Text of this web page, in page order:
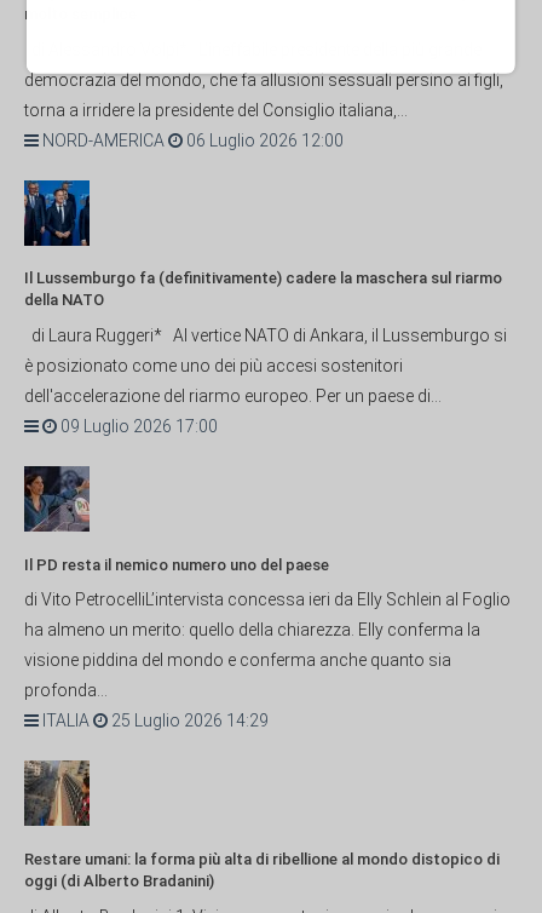
molto semplice
democrazia del mondo, che fa allusioni sessuali persino ai figli,
torna a irridere la presidente del Consiglio italiana,...
NORD-AMERICA
06 Luglio 2026 12:00
Il Lussemburgo fa (definitivamente) cadere la maschera sul riarmo
della NATO
di Laura Ruggeri* Al vertice NATO di Ankara, il Lussemburgo si
è posizionato come uno dei più accesi sostenitori
dell'accelerazione del riarmo europeo. Per un paese di...
09 Luglio 2026 17:00
Il PD resta il nemico numero uno del paese
di Vito PetrocelliL’intervista concessa ieri da Elly Schlein al Foglio
ha almeno un merito: quello della chiarezza. Elly conferma la
visione piddina del mondo e conferma anche quanto sia
profonda...
ITALIA
25 Luglio 2026 14:29
Restare umani: la forma più alta di ribellione al mondo distopico di
oggi (di Alberto Bradanini)